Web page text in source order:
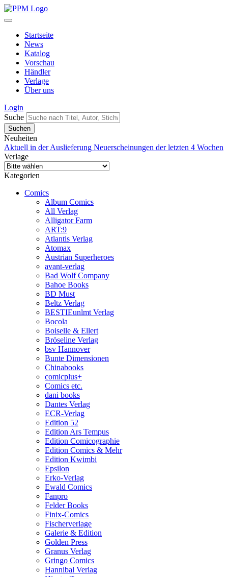
Startseite
News
Katalog
Vorschau
Händler
Verlage
Über uns
Login
Suche
Neuheiten
Aktuell in der Auslieferung Neuerscheinungen der letzten 4 Wochen
Verlage
Kategorien
Comics
Album Comics
All Verlag
Alligator Farm
ART:9
Atlantis Verlag
Atomax
Austrian Superheroes
avant-verlag
Bad Wolf Company
Bahoe Books
BD Must
Beltz Verlag
BESTIEunlmt Verlag
Bocola
Boiselle & Ellert
Bröseline Verlag
bsv Hannover
Bunte Dimensionen
Chinabooks
comicplus+
Comics etc.
dani books
Dantes Verlag
ECR-Verlag
Edition 52
Edition Ars Tempus
Edition Comicographie
Edition Comics & Mehr
Edition Kwimbi
Epsilon
Erko-Verlag
Ewald Comics
Fanpro
Felder Books
Finix-Comics
Fischerverlage
Galerie & Edition
Golden Press
Granus Verlag
Gringo Comics
Hannibal Verlag